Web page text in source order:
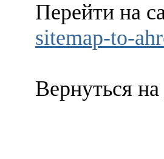
Перейти на
sitemap-to-
Вернуться на